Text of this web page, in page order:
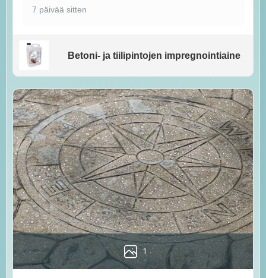
7 päivää sitten
Betoni- ja tiilipintojen impregnointiaine
1